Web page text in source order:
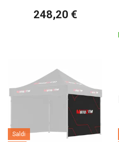
248,20 €
Saldi